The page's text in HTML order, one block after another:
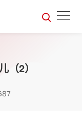
（2）